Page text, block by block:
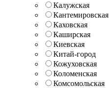
Калужская
Кантемировская
Каховская
Каширская
Киевская
Китай-город
Кожуховская
Коломенская
Комсомольская